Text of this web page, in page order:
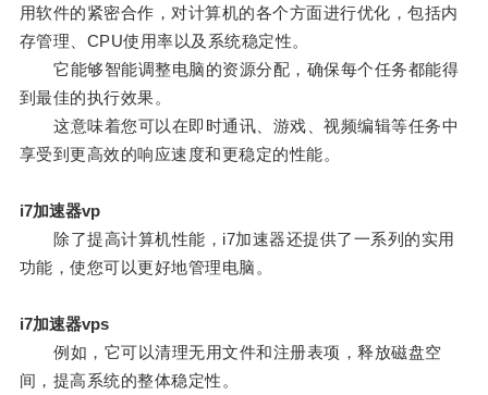
用软件的紧密合作，对计算机的各个方面进行优化，包括内
存管理、CPU使用率以及系统稳定性。
它能够智能调整电脑的资源分配，确保每个任务都能得
到最佳的执行效果。
这意味着您可以在即时通讯、游戏、视频编辑等任务中
享受到更高效的响应速度和更稳定的性能。
i7加速器vp
除了提高计算机性能，i7加速器还提供了一系列的实用
功能，使您可以更好地管理电脑。
i7加速器vps
例如，它可以清理无用文件和注册表项，释放磁盘空
间，提高系统的整体稳定性。